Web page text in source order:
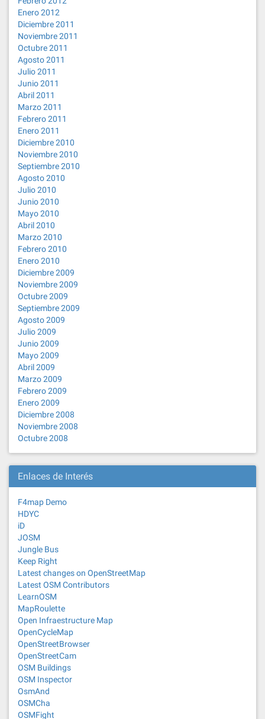
Enero 2012
Diciembre 2011
Noviembre 2011
Octubre 2011
Agosto 2011
Julio 2011
Junio 2011
Abril 2011
Marzo 2011
Febrero 2011
Enero 2011
Diciembre 2010
Noviembre 2010
Septiembre 2010
Agosto 2010
Julio 2010
Junio 2010
Mayo 2010
Abril 2010
Marzo 2010
Febrero 2010
Enero 2010
Diciembre 2009
Noviembre 2009
Octubre 2009
Septiembre 2009
Agosto 2009
Julio 2009
Junio 2009
Mayo 2009
Abril 2009
Marzo 2009
Febrero 2009
Enero 2009
Diciembre 2008
Noviembre 2008
Octubre 2008
Enlaces de Interés
F4map Demo
HDYC
iD
JOSM
Jungle Bus
Keep Right
Latest changes on OpenStreetMap
Latest OSM Contributors
LearnOSM
MapRoulette
Open Infraestructure Map
OpenCycleMap
OpenStreetBrowser
OpenStreetCam
OSM Buildings
OSM Inspector
OsmAnd
OSMCha
OSMFight